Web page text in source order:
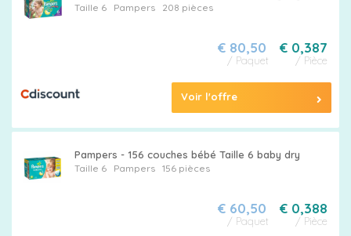
Taille 6 Pampers208 pièces
€ 0,387
/ Pièce
€ 80,50
/ Paquet
Voir l'offre
Pampers - 156 couches bébé Taille 6 baby dry
Taille 6 Pampers156 pièces
€ 0,388
/ Pièce
€ 60,50
/ Paquet